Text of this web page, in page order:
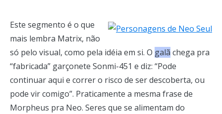
Este segmento é o que
mais lembra Matrix, não
só pelo visual, como pela idéia em si. O galã chega pra
“fabricada” garçonete Sonmi-451 e diz: “Pode
continuar aqui e correr o risco de ser descoberta, ou
pode vir comigo”. Praticamente a mesma frase de
Morpheus pra Neo. Seres que se alimentam do